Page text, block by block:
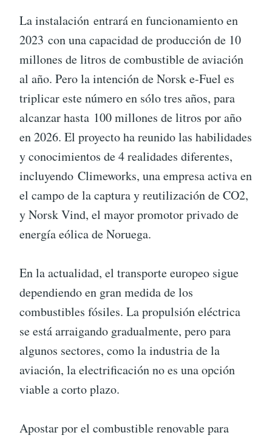
La instalación entrará en funcionamiento en
2023 con una capacidad de producción de 10
millones de litros de combustible de aviación
al año. Pero la intención de Norsk e-Fuel es
triplicar este número en sólo tres años, para
alcanzar hasta 100 millones de litros por año
en 2026. El proyecto ha reunido las habilidades
y conocimientos de 4 realidades diferentes,
incluyendo Climeworks, una empresa activa en
el campo de la captura y reutilización de CO2,
y Norsk Vind, el mayor promotor privado de
energía eólica de Noruega.
En la actualidad, el transporte europeo sigue
dependiendo en gran medida de los
combustibles fósiles. La propulsión eléctrica
se está arraigando gradualmente, pero para
algunos sectores, como la industria de la
aviación, la electrificación no es una opción
viable a corto plazo.
Apostar por el combustible renovable para